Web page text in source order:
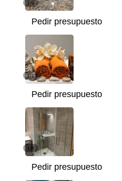
1/9
Pedir presupuesto
1/13
Pedir presupuesto
1/8
Pedir presupuesto